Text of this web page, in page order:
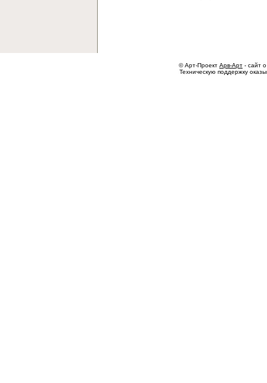
© Арт-Проект Арв-Арт - сайт
Техническую поддержку